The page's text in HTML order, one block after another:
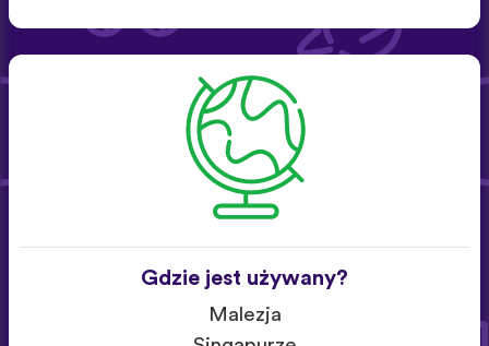
Gdzie jest używany?
Malezja